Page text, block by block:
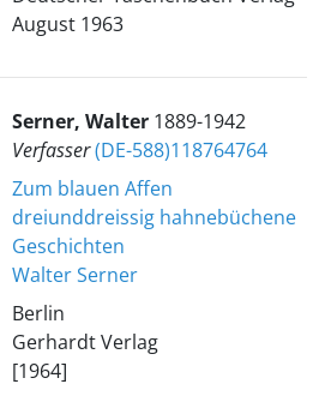
August 1963
Serner, Walter 1889-1942
Verfasser(DE-588)118764764
Zum blauen Affen
dreiunddreissig hahnebüchene
Geschichten
Walter Serner
Berlin
Gerhardt Verlag
[1964]